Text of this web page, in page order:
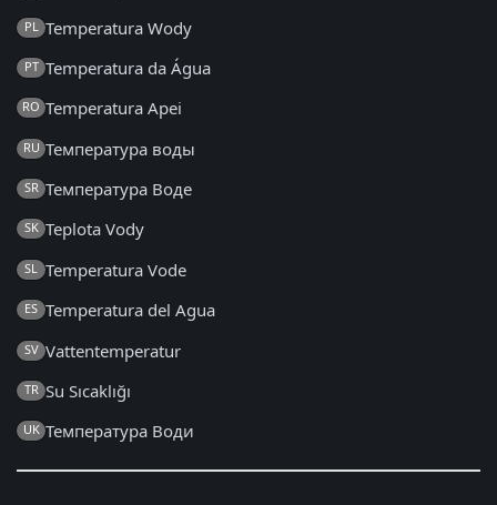
PL Temperatura Wody
PT Temperatura da Água
RO Temperatura Apei
RU Температура воды
SR Температура Воде
SK Teplota Vody
SL Temperatura Vode
ES Temperatura del Agua
SV Vattentemperatur
TR Su Sıcaklığı
UK Температура Води